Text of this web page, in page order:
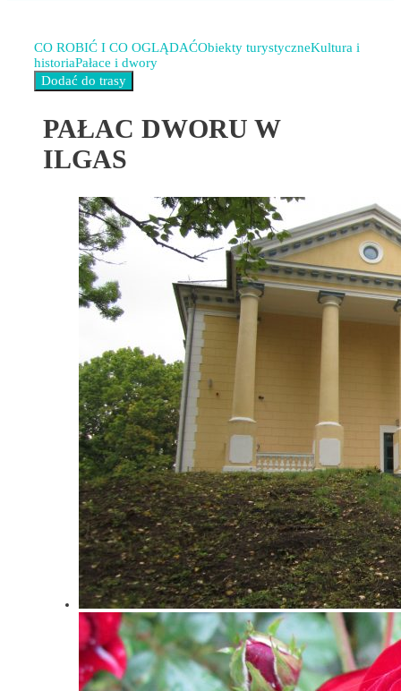
CO ROBIĆ I CO OGLĄDAĆObiekty turystyczneKultura i
historiaPałace i dwory
PAŁAC DWORU W
ILGAS